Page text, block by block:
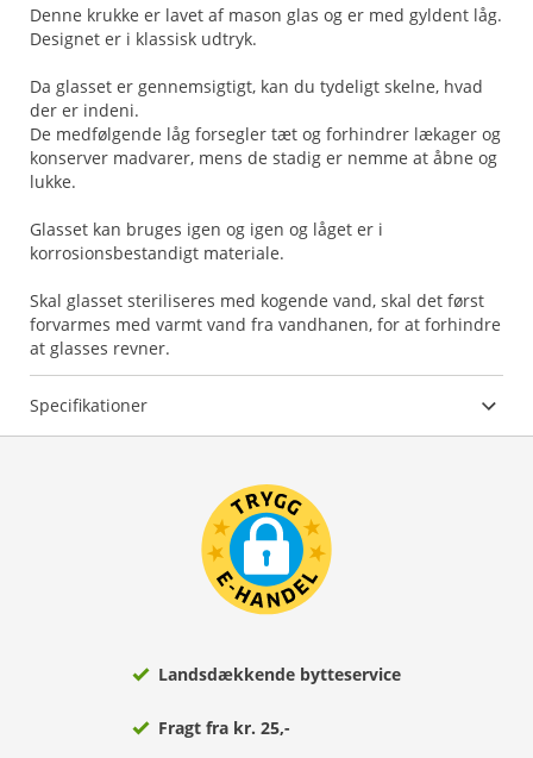
Denne krukke er lavet af mason glas og er med gyldent låg.
Designet er i klassisk udtryk.
Da glasset er gennemsigtigt, kan du tydeligt skelne, hvad
der er indeni.
De medfølgende låg forsegler tæt og forhindrer lækager og
konserver madvarer, mens de stadig er nemme at åbne og
lukke.
Glasset kan bruges igen og igen og låget er i
korrosionsbestandigt materiale.
Skal glasset steriliseres med kogende vand, skal det først
forvarmes med varmt vand fra vandhanen, for at forhindre
at glasses revner.
Specifikationer
Landsdækkende bytteservice
Fragt fra kr. 25,-